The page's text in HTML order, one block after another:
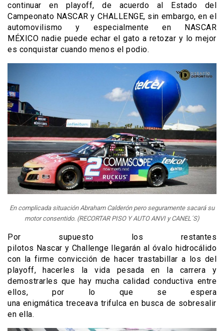
continuar en playoff, de acuerdo al Estado del
Campeonato NASCAR y CHALLENGE, sin embargo, en el
automovilismo y especialmente en NASCAR
MÉXICO nadie puede echar el gato a retozar y lo mejor
es conquistar cuando menos el podio.
En complicada situación Abraham Calderón pero seguramente sacará su
motor consentido. (RECORTAR PISO Y AUTO ANVI y CANEL´S)
Por supuesto los restantes
pilotos Nascar y Challenge llegarán al óvalo hidrocálido
con la firme convicción de hacer trastabillar a los del
playoff, hacerles la vida pesada en la carrera y
demostrarles que hay mucha calidad conductiva entre
ellos, por lo que se espera
una enigmática treceava trifulca en busca de sobresalir
en ella.